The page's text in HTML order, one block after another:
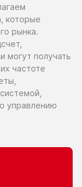
которые
рынка.
могут получать
их частоте
управлению